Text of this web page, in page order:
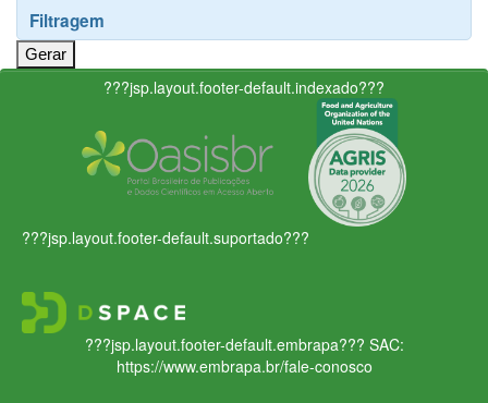
Filtragem
???jsp.layout.footer-default.indexado???
???jsp.layout.footer-default.suportado???
???jsp.layout.footer-default.embrapa??? SAC:
https://www.embrapa.br/fale-conosco